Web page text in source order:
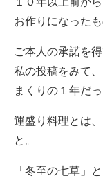
お作りになったも
ご本人の承諾を
私の投稿をみて
まくりの１年だ
運盛り料理とは
と。
「冬至の七草」と